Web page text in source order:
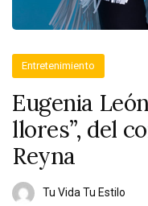
Entretenimiento
Eugenia
llores”, del
Reyna
Tu Vida Tu Estilo